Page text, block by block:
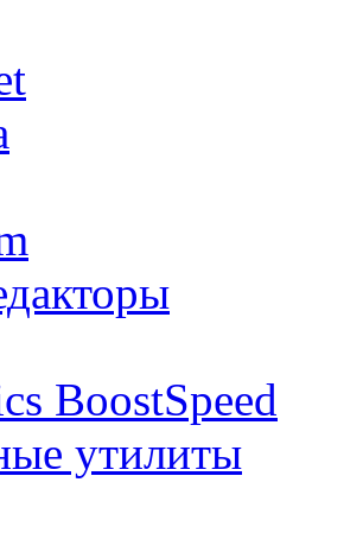
BoostSpeed
утилиты